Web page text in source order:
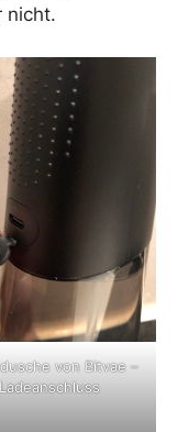
nicht.
von Bitvae –
Ladeanschluss